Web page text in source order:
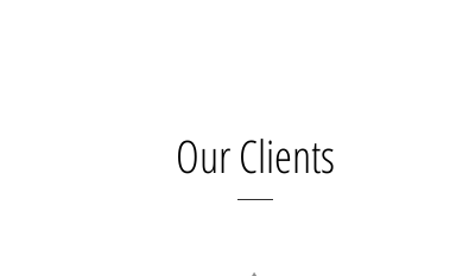
Our Clients